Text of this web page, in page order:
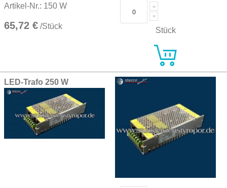
Artikel-Nr.: 150 W
65,72 € /Stück Stück
LED-Trafo 250 W